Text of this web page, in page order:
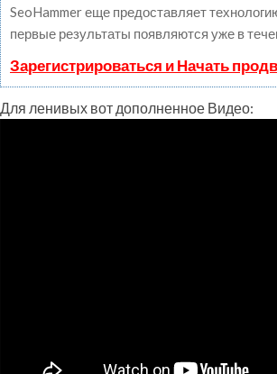
SeoHammer еще предоставляет
первые результаты появляются уже в
Зарегистрироваться и Начать
Для ленивых вот дополненное Видео: